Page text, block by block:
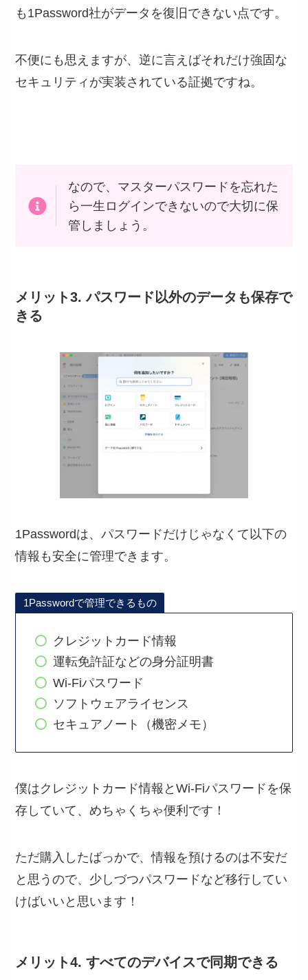
も1Password社がデータを復旧できない点です。
不便にも思えますが、逆に言えばそれだけ強固な
セキュリティが実装されている証拠ですね。
なので、マスターパスワードを忘れた
ら一生ログインできないので大切に保
管しましょう。
メリット3. パスワード以外のデータも保存で
きる
1Passwordは、パスワードだけじゃなくて以下の
情報も安全に管理できます。
1Passwordで管理できるもの
クレジットカード情報
運転免許証などの身分証明書
Wi-Fiパスワード
ソフトウェアライセンス
セキュアノート（機密メモ）
僕はクレジットカード情報とWi-Fiパスワードを保
存していて、めちゃくちゃ便利です！
ただ購入したばっかで、情報を預けるのは不安だ
と思うので、少しづつパスワードなど移行してい
けばいいと思います！
メリット4. すべてのデバイスで同期できる